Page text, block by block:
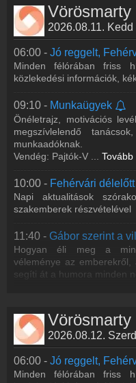
Az ebédidőben jelentkező
Tőkés Dániel és Volenter
cukrásszal beszélgetünk a...
13:00 - Hírek félóránként
Székesfehérvár és
kulturális információi
14:10 - Mentés másként
Vendég: Koppán Viktor
emeritus mentőtiszt
15:00 - Hírek 15 órakor
Fehérvárról szól – a
Fehérvár környéki
Készült a Médiatanács
16:10 - Dojo
magazin
A dódzsó vagy dojo az
harcművészetekben. Szó
Vendég: Sziebert
Agrárügyi Főosztályának
18:10 - Fehérvári
Szerkesztő: Palkó Zsuzsi
2026.08.11. Kedd
06:00 - Jó reggelt,
Minden félórában friss
közlekedési információk,
09:10 - Munkaügyek
Önéletrajz, motivációs
megszívlelendő
munkaadóknak.
Vendég: Pajtók-V
Tovább
10:00 - Fehérvári délelőtt
Napi aktualitások
szakemberek részvételével
11:40 - Gábor szerint a
Hogyan éli meg a
véleménye az
segíti át a humora minden
Az ebédidőben jelentkező
Tőkés Dániel és Volenter
cukrásszal beszélgetünk a
13:00 - Hírek félóránként
Székesfehérvár és
2026.08.12.
06:00 - Jó reggelt,
Minden félórában friss